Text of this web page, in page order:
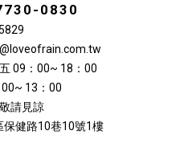
0830
09：00~ 18：00
13：00
請見諒
健路10巷10號1樓